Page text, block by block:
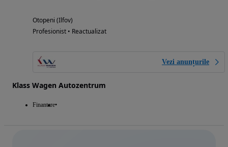
Otopeni (Ilfov)
Profesionist • Reactualizat
Vezi anunțurile
Klass Wagen Autozentrum
Finantare